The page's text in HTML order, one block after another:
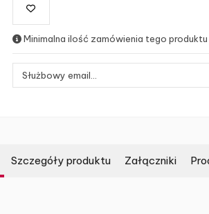
Minimalna ilość zamówienia tego produktu
Szczegóły produktu Załączniki